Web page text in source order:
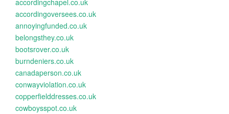
accordingchapel.co.uk
accordingoversees.co.uk
annoyingfunded.co.uk
belongsthey.co.uk
bootsrover.co.uk
burndeniers.co.uk
canadaperson.co.uk
conwayviolation.co.uk
copperfielddresses.co.uk
cowboysspot.co.uk